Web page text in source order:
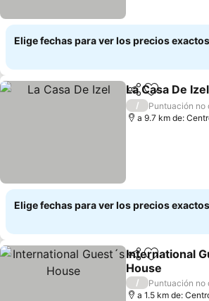
Elige fechas para ver los precios exactos
CompartirAgregar a
La Casa De Izel
/
Puntuación no
a 9.7 km de:
Elige fechas para ver los precios exactos
CompartirAgregar a
International
House
Ver precios
/
Puntuación no
a 1.5 km de: